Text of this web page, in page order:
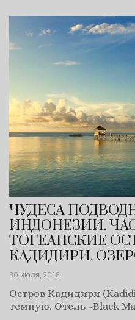
ЧУДЕСА
ИНДОНЕЗИИ.
ТОГЕАНСКИЕ
КАДИДИРИ.
30 июля, 2015.
Остров Кадидири
темную. Отель «Black